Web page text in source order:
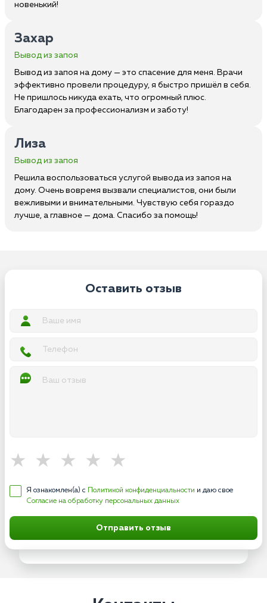
новенький!
Захар
Вывод из запоя
Вывод из запоя на дому — это спасение для меня. Врачи
эффективно провели процедуру, я быстро пришёл в себя.
Не пришлось никуда ехать, что огромный плюс.
Благодарен за профессионализм и заботу!
Лиза
Вывод из запоя
Решила воспользоваться услугой вывода из запоя на
дому. Очень вовремя вызвали специалистов, они были
вежливыми и внимательными. Чувствую себя гораздо
лучше, а главное — дома. Спасибо за помощь!
Оставить отзыв
Я ознакомлен(а) с Политикой конфиденциальности и даю свое
Согласие на обработку персональных данных
Отправить отзыв